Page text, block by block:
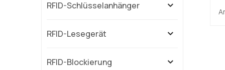
RFID-Schlüsselanhänger
RFID-Lesegerät
RFID-Blockierung